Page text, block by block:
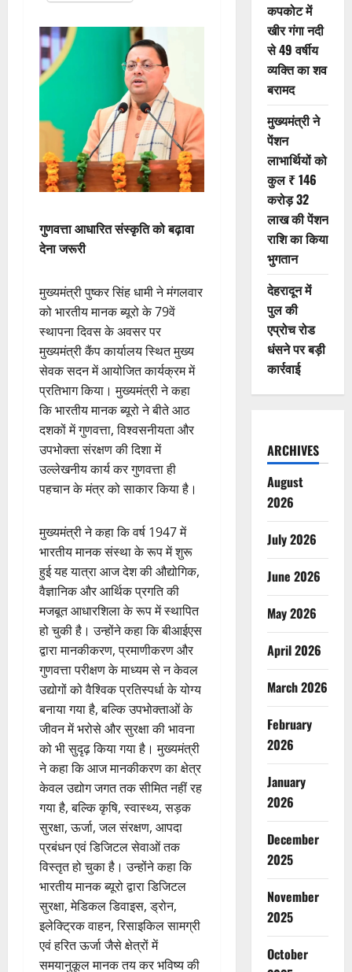
गुणवत्ता आधारित संस्कृति को बढ़ावा
देना जरूरी
मुख्यमंत्री पुष्कर सिंह धामी ने मंगलवार
को भारतीय मानक ब्यूरो के 79वें
स्थापना दिवस के अवसर पर
मुख्यमंत्री कैंप कार्यालय स्थित मुख्य
सेवक सदन में आयोजित कार्यक्रम में
प्रतिभाग किया। मुख्यमंत्री ने कहा
कि भारतीय मानक ब्यूरो ने बीते आठ
दशकों में गुणवत्ता, विश्वसनीयता और
उपभोक्ता संरक्षण की दिशा में
उल्लेखनीय कार्य कर गुणवत्ता ही
पहचान के मंत्र को साकार किया है।
मुख्यमंत्री ने कहा कि वर्ष 1947 में
भारतीय मानक संस्था के रूप में शुरू
हुई यह यात्रा आज देश की औद्योगिक,
वैज्ञानिक और आर्थिक प्रगति की
मजबूत आधारशिला के रूप में स्थापित
हो चुकी है। उन्होंने कहा कि बीआईएस
द्वारा मानकीकरण, प्रमाणीकरण और
गुणवत्ता परीक्षण के माध्यम से न केवल
उद्योगों को वैश्विक प्रतिस्पर्धा के योग्य
बनाया गया है, बल्कि उपभोक्ताओं के
जीवन में भरोसे और सुरक्षा की भावना
को भी सुदृढ़ किया गया है। मुख्यमंत्री
ने कहा कि आज मानकीकरण का क्षेत्र
केवल उद्योग जगत तक सीमित नहीं रह
गया है, बल्कि कृषि, स्वास्थ्य, सड़क
सुरक्षा, ऊर्जा, जल संरक्षण, आपदा
प्रबंधन एवं डिजिटल सेवाओं तक
विस्तृत हो चुका है। उन्होंने कहा कि
भारतीय मानक ब्यूरो द्वारा डिजिटल
सुरक्षा, मेडिकल डिवाइस, ड्रोन,
इलेक्ट्रिक वाहन, रिसाइकिल सामग्री
एवं हरित ऊर्जा जैसे क्षेत्रों में
समयानुकूल मानक तय कर भविष्य की
कपकोट में
खीर गंगा नदी
से 49 वर्षीय
व्यक्ति का शव
बरामद
मुख्यमंत्री ने
पेंशन
लाभार्थियों को
कुल ₹ 146
करोड़ 32
लाख की पेंशन
राशि का किया
भुगतान
देहरादून में
पुल की
एप्रोच रोड
धंसने पर बड़ी
कार्रवाई
ARCHIVES
August
2026
July 2026
June 2026
May 2026
April 2026
March 2026
February
2026
January
2026
December
2025
November
2025
October